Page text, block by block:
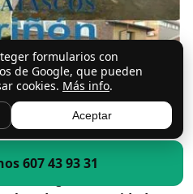
instalación siempre tiene
607 43 93 31
formularios con
de Google, que pueden
cookies. Más info.
Aceptar